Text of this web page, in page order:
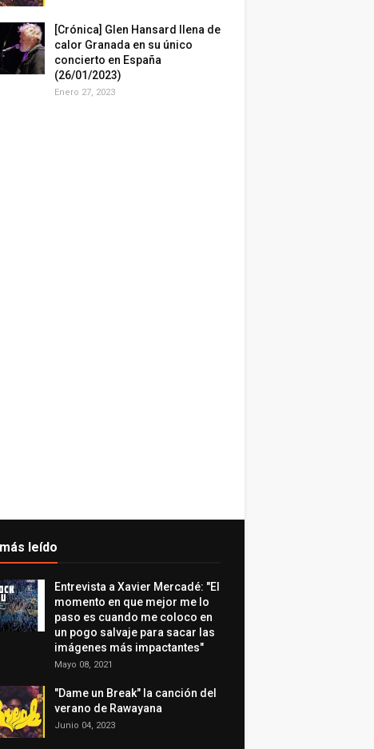
[Crónica] Glen Hansard llena de
calor Granada en su único
concierto en España
(26/01/2023)
Enero 27, 2023
leído
Entrevista a Xavier Mercadé: "El
momento en que mejor me lo
paso es cuando me coloco en
un pogo salvaje para sacar las
imágenes más impactantes"
Mayo 08, 2021
"Dame un Break" la canción del
verano de Rawayana
Junio 04, 2023